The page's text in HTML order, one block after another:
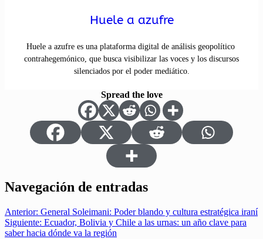
Huele a azufre
Huele a azufre es una plataforma digital de análisis geopolítico
contrahegemónico, que busca visibilizar las voces y los discursos
silenciados por el poder mediático.
Spread the love
Navegación de entradas
Anterior: General Soleimani: Poder blando y cultura estratégica iraní
Siguiente: Ecuador, Bolivia y Chile a las urnas: un año clave para
saber hacia dónde va la región